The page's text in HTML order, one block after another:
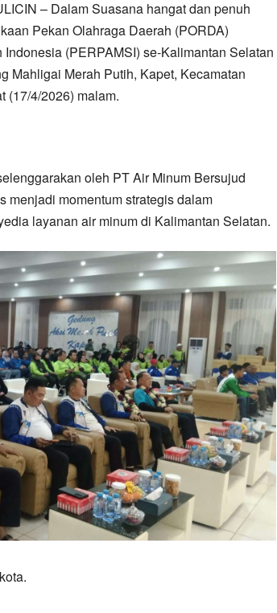
– Dalam Suasana hangat dan penuh
Pekan Olahraga Daerah (PORDA)
(PERPAMSI) se-Kalimantan Selatan
Mahligai Merah Putih, Kapet, Kecamatan
(17/4/2026) malam.
oleh PT Air Minum Bersujud
menjadi momentum strategis dalam
layanan air minum di Kalimantan Selatan.